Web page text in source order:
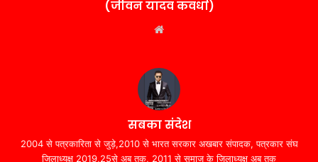
(जीवन यादव कवर्धा)
सबका संदेश
2004 से पत्रकारिता से जुड़े,2010 से भारत सरकार अखबार संपादक, पत्रकार संघ
जिलाध्यक्ष 2019,25से अब तक, 2011 से समाज के जिलाध्यक्ष अब तक